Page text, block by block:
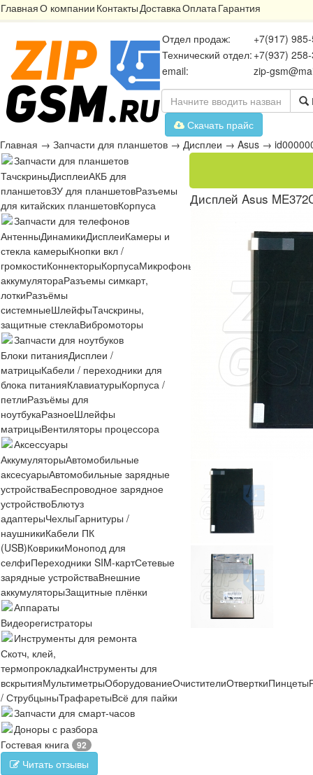
ГлавнаяО компании КонтактыДоставкаОплатаГарантия
Отдел продаж:
+7(917)
Технический отдел: +7(937)
email:
zip-
Скачать прайс
Главная → Запчасти для планшетов → Дисплеи → Asus →
Запчасти для планшетов
ТачскриныДисплеиАКБ для
планшетовЗУ для планшетовРазъемы
для китайских планшетовКорпуса
Запчасти для телефонов
АнтенныДинамикиДисплеиКамеры и
стекла камерыКнопки вкл /
громкостиКоннекторыКорпусаМикрофоны
аккумулятораРазъемы симкарт,
лоткиРазъёмы
системныеШлейфыТачскрины,
защитные стеклаВибромоторы
Запчасти для ноутбуков
Блоки питанияДисплеи /
матрицыКабели / переходники для
блока питанияКлавиатурыКорпуса /
петлиРазъёмы для
ноутбукаРазноеШлейфы
матрицыВентиляторы процессора
Аксессуары
АккумуляторыАвтомобильные
аксесуарыАвтомобильные зарядные
устройстваБеспроводное зарядное
устройствоБлютуз
адаптерыЧехлыГарнитуры /
наушникиКабели ПК
(USB)КоврикиМонопод для
селфиПереходники SIM-картСетевые
зарядные устройстваВнешние
аккумуляторыЗащитные плёнки
Аппараты
Видеорегистраторы
Инструменты для ремонта
Скотч, клей,
термопрокладкаИнструменты для
вскрытияМультиметрыОборудованиеОчистителиОтверткиПинцеты
/ СтрубцыныТрафаретыВсё для пайки
Запчасти для смарт-часов
Доноры с разбора
Гостевая книга
92
Читать отзывы
Дисплей Asus